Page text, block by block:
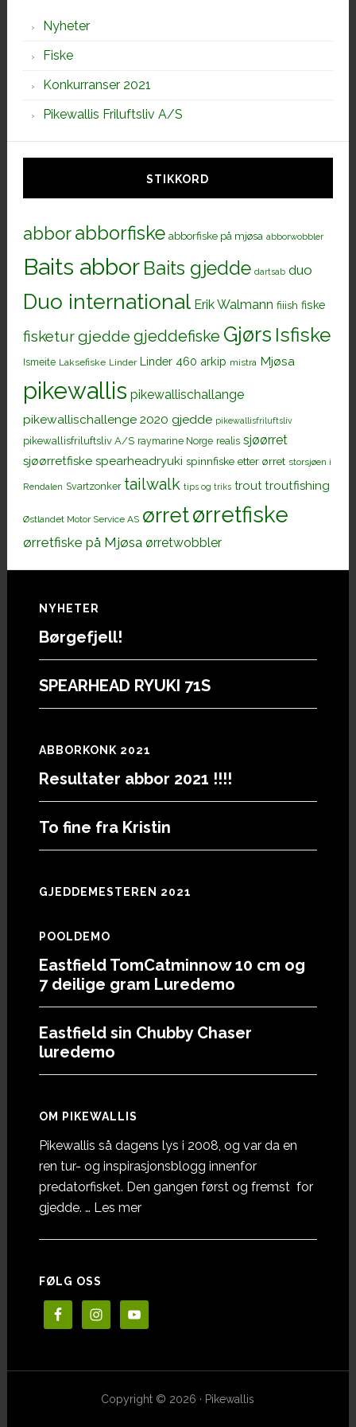
Nyheter
Fiske
Konkurranser 2021
Pikewallis Friluftsliv A/S
STIKKORD
abborabborfiske abborfiske på mjøsa abborwobbler
Baits abbor Baits gjedde dartsab duo
Duo international Erik Walmann fiiish fiske
fisketurgjedde gjeddefiske Gjørs Isfiske
Ismeite Laksefiske Linder Linder 460 arkip mistra Mjøsa
pikewallis pikewallischallange
pikewallischallenge 2020 gjedde pikewallisfriluftsliv
pikewallisfriluftsliv A/S raymarine Norge realis sjøørret
sjøørretfiske spearheadryuki spinnfiske etter ørret storsjøen i
Rendalen Svartzonker tailwalk tips og triks trout troutfishing
Østlandet Motor Service AS ørretørretfiske
ørretfiske på Mjøsa ørretwobbler
Footer
NYHETER
Børgefjell!
SPEARHEAD RYUKI 71S
ABBORKONK 2021
Resultater abbor 2021 !!!!
To fine fra Kristin
GJEDDEMESTEREN 2021
POOLDEMO
Eastfield TomCatminnow 10 cm og
7 deilige gram Luredemo
Eastfield sin Chubby Chaser
luredemo
OM PIKEWALLIS
Pikewallis så dagens lys i 2008, og var da en
ren tur- og inspirasjonsblogg innenfor
predatorfisket. Den gangen først og fremst for
gjedde. … Les meromOm
FØLG OSS
Copyright © 2026 · Pikewallis